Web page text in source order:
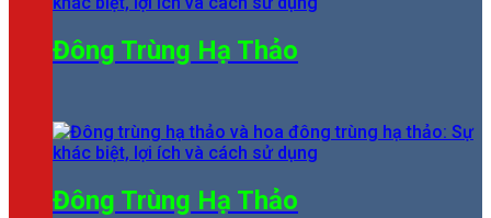
Đông Trùng Hạ Thảo
Đông Trùng Hạ Thảo